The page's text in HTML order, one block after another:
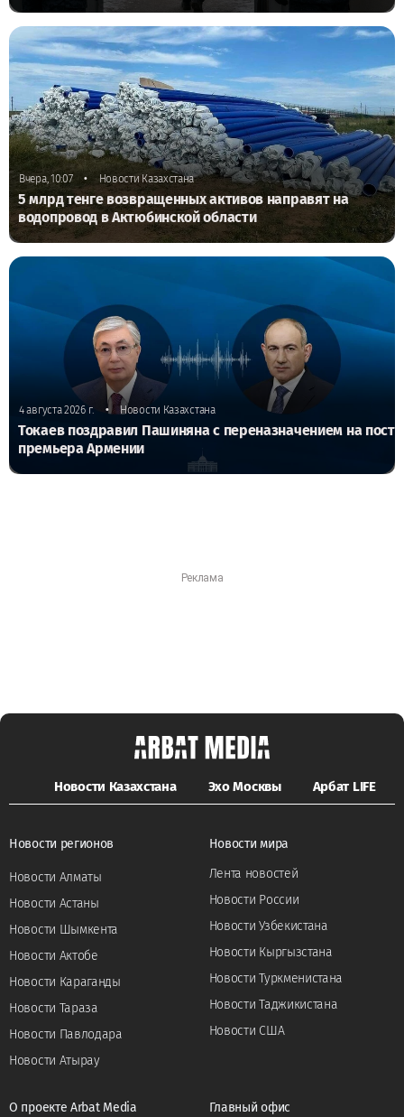
Вчера, 10:07 • Новости Казахстана
5 млрд тенге возвращенных активов направят на
водопровод в Актюбинской области
4 августа 2026 г. • Новости Казахстана
Токаев поздравил Пашиняна с переназначением на пост
премьера Армении
Новости Казахстана Эхо Москвы Арбат LIFE
Новости регионов
Новости Алматы
Новости Астаны
Новости Шымкента
Новости Актобе
Новости Караганды
Новости Тараза
Новости Павлодара
Новости Атырау
Новости мира
Лента новостей
Новости России
Новости Узбекистана
Новости Кыргызстана
Новости Туркменистана
Новости Таджикистана
Новости США
О проекте Arbat Media Главный офис